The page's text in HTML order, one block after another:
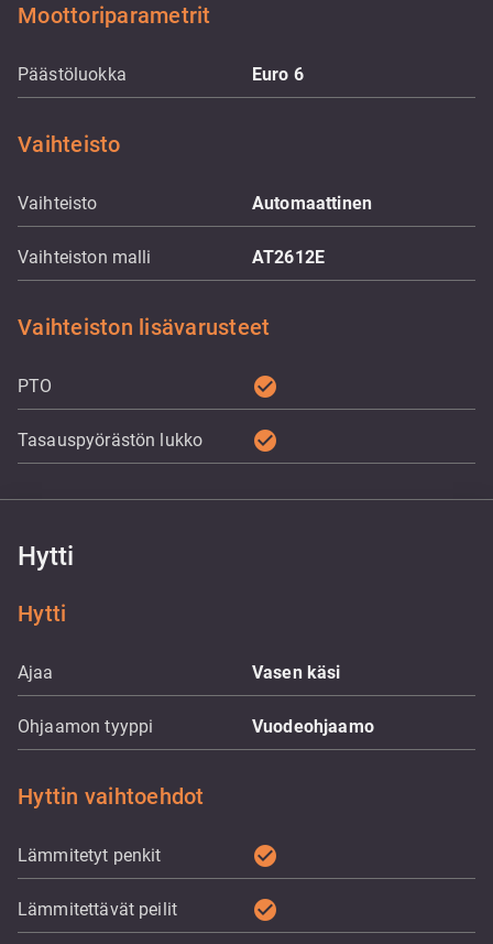
Moottoriparametrit
Päästöluokka Euro 6
Vaihteisto
Vaihteisto Automaattinen
Vaihteiston malli AT2612E
Vaihteiston lisävarusteet
PTO check_circle
Tasauspyörästön lukko check_circle
Hytti
Hytti
Ajaa Vasen käsi
Ohjaamon tyyppi Vuodeohjaamo
Hyttin vaihtoehdot
Lämmitetyt penkit check_circle
Lämmitettävät peilit check_circle